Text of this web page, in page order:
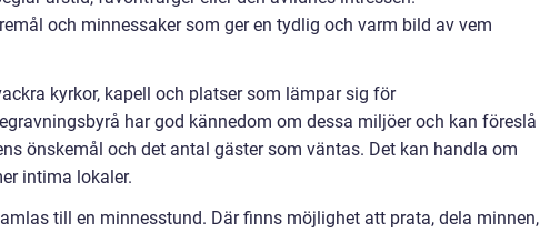
och minnessaker som ger en tydlig och varm bild av vem
kyrkor, kapell och platser som lämpar sig för
har god kännedom om dessa miljöer och kan föreslå
önskemål och det antal gäster som väntas. Det kan handla om
intima lokaler.
till en minnesstund. Där finns möjlighet att prata, dela minnen,